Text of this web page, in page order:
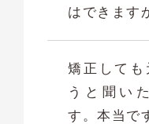
はできます
矯正しても
うと聞い
す。本当で